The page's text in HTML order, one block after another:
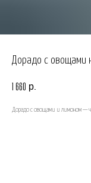
Дорадо с овощами
1 660 р.
Дорадо с овощами и лимоном —